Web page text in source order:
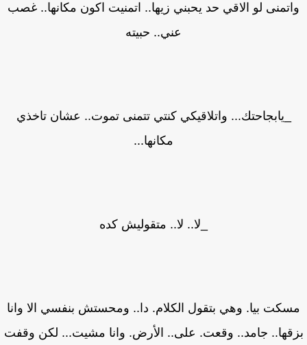
لو الاقي حد يحبني زيها.. اتمنيت اكون مكانها.. غصب
عني.. حبيته
_يابجاحتك... واتلاقيكي كنتي تتمنى تموت.. عشان تاخذي
مكانها...
_لا.. لا.. متقوليش كده
بيا. وهي بتقول الكلام. دا.. ومحستش بنفسي الا وانا
جامد.. وقعت. على.. الأرض. وانا مشيت... لكن وقفت